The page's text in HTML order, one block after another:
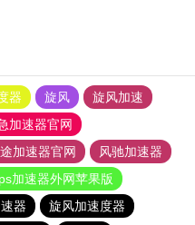
器 旋风
旋风加速
加速器官网
加速器官网
风驰加速器
加速器外网苹果版
器
旋风加速度器